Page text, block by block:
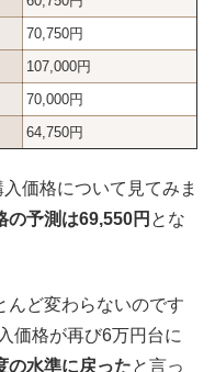
70,750円
107,000円
70,000円
64,750円
価格について見てみま
の予測は69,550円 とな
んど変わらないのです
価格が再び6万円台に
の水準に戻ったと言っ